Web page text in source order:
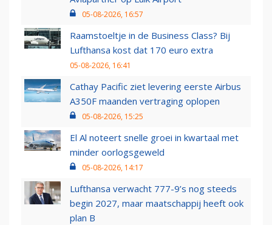
05-08-2026, 16:57
Raamstoeltje in de Business Class? Bij
Lufthansa kost dat 170 euro extra
05-08-2026, 16:41
Cathay Pacific ziet levering eerste Airbus
A350F maanden vertraging oplopen
05-08-2026, 15:25
El Al noteert snelle groei in kwartaal met
minder oorlogsgeweld
05-08-2026, 14:17
Lufthansa verwacht 777-9’s nog steeds
begin 2027, maar maatschappij heeft ook
plan B